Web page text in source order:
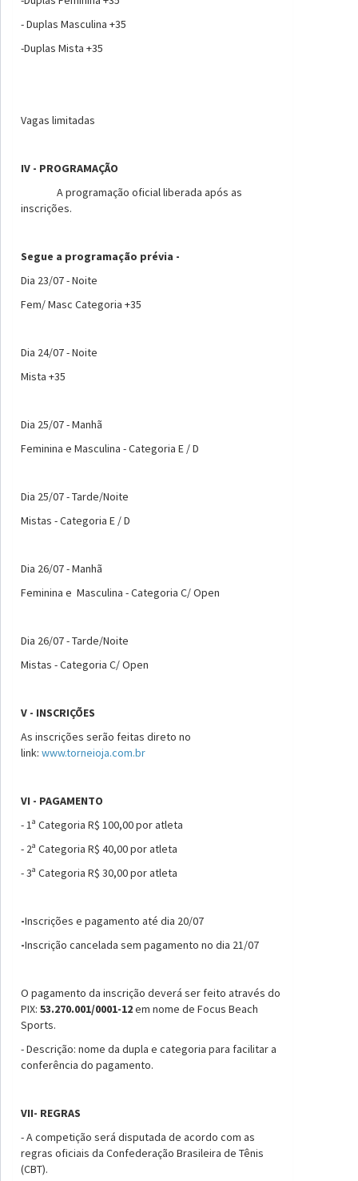
- Duplas Masculina +35
-Duplas Mista +35
Vagas limitadas
IV - PROGRAMAÇÃO
A programação oficial liberada após as
inscrições.
Segue a programação prévia -
Dia 23/07 - Noite
Fem/ Masc Categoria +35
Dia 24/07 - Noite
Mista +35
Dia 25/07 - Manhã
Feminina e Masculina - Categoria E / D
Dia 25/07 - Tarde/Noite
Mistas - Categoria E / D
Dia 26/07 - Manhã
Feminina e Masculina - Categoria C/ Open
Dia 26/07 - Tarde/Noite
Mistas - Categoria C/ Open
V - INSCRIÇÕES
As inscrições serão feitas direto no
link: www.torneioja.com.br
VI - PAGAMENTO
- 1ª Categoria R$ 100,00 por atleta
- 2ª Categoria R$ 40,00 por atleta
- 3ª Categoria R$ 30,00 por atleta
-Inscrições e pagamento até dia 20/07
-Inscrição cancelada sem pagamento no dia 21/07
O pagamento da inscrição deverá ser feito através do
PIX: 53.270.001/0001-12em nome de Focus Beach
Sports.
- Descrição: nome da dupla e categoria para facilitar a
conferência do pagamento.
VII- REGRAS
- A competição será disputada de acordo com as
regras oficiais da Confederação Brasileira de Tênis
(CBT).